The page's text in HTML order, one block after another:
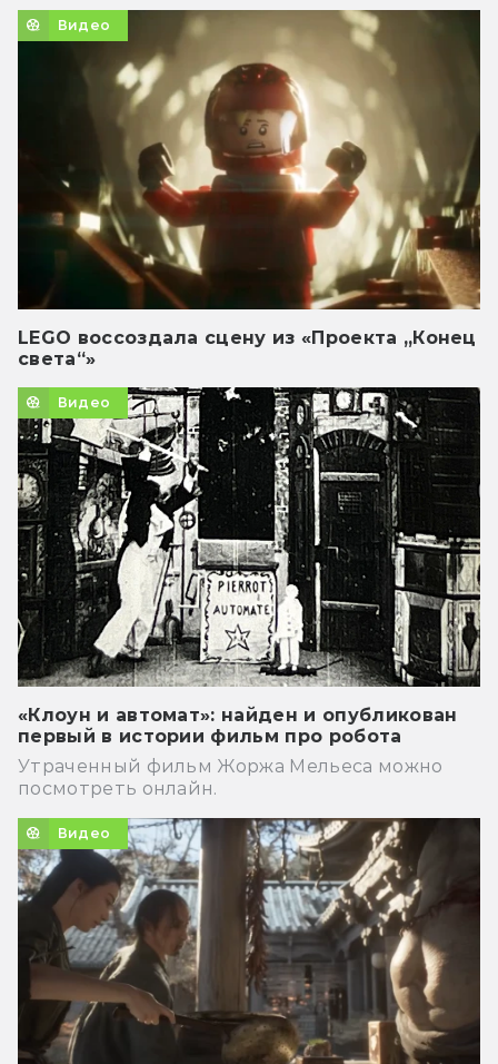
Видео
LEGO воссоздала сцену из «Проекта „Конец
света“»
Видео
«Клоун и автомат»: найден и опубликован
первый в истории фильм про робота
Утраченный фильм Жоржа Мельеса можно
посмотреть онлайн.
Видео